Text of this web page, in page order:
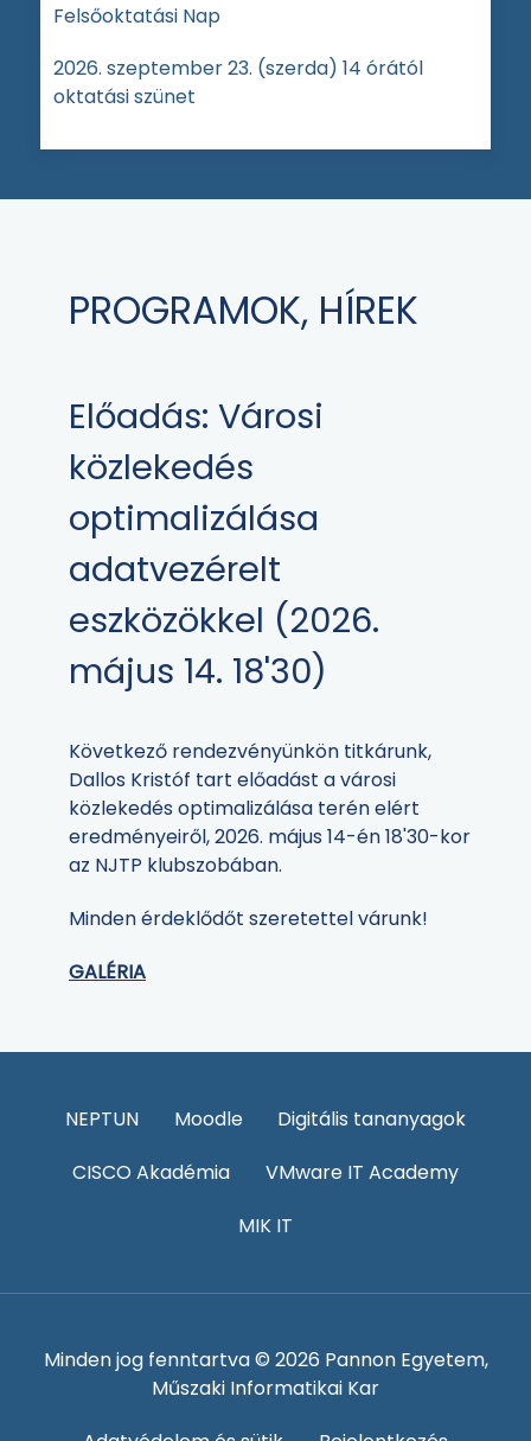
Felsőoktatási Nap
2026. szeptember 23. (szerda) 14 órától
oktatási szünet
PROGRAMOK, HÍREK
Előadás: Városi
közlekedés
optimalizálása
adatvezérelt
eszközökkel (2026.
május 14. 18'30)
Következő rendezvényünkön titkárunk,
Dallos Kristóf tart előadást a városi
közlekedés optimalizálása terén elért
eredményeiről, 2026. május 14-én 18'30-kor
az NJTP klubszobában.
Minden érdeklődőt szeretettel várunk!
GALÉRIA
NEPTUN Moodle
Digitális tananyagok
CISCO Akadémia
VMware IT Academy
MIK IT
Minden jog fenntartva © 2026 Pannon Egyetem,
Műszaki Informatikai Kar